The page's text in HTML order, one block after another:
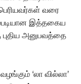
வரை
இத்தகைய
புதிய அனுபவத்தை
‘லா வில்லா’